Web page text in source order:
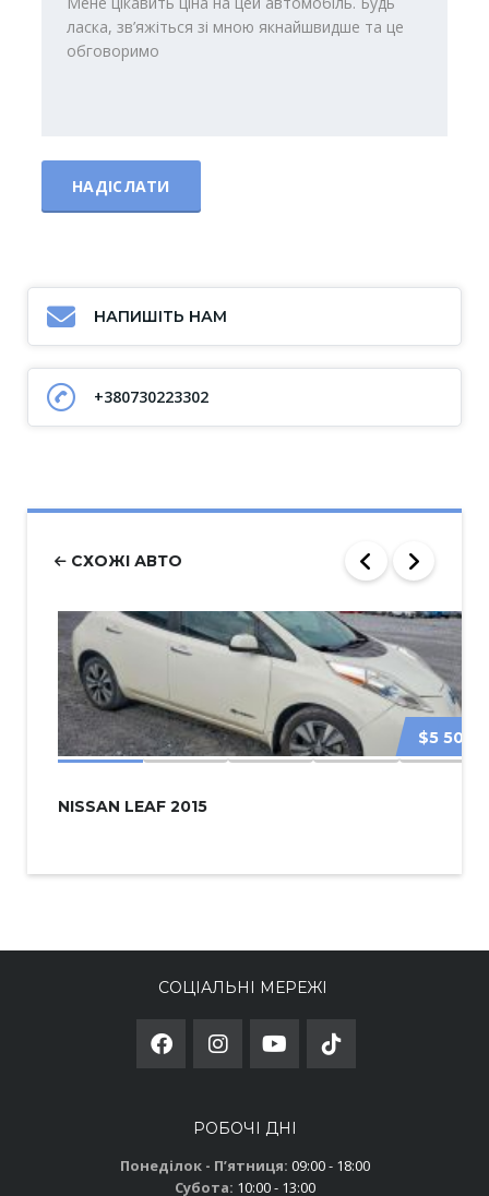
НАПИШІТЬ НАМ
+380730223302
СХОЖІ АВТО
$5 500
NISSAN LEAF 2015
СОЦІАЛЬНІ МЕРЕЖІ
РОБОЧІ ДНІ
Понеділок - Пʼятниця: 09:00 - 18:00
Субота: 10:00 - 13:00